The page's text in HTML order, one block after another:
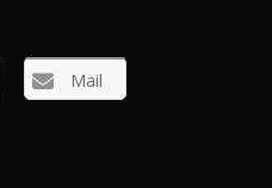
Mail